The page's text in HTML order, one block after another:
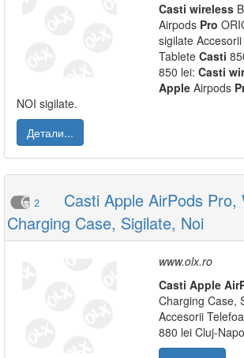
Casti wireless
Airpods Pro
sigilate
Tablete Casti
850 lei: Casti
Apple Airpods
NOI sigilate.
Детали...
2
Casti Apple AirPods Pro,
Charging Case, Sigilate, Noi
www.olx.ro
Casti Apple
Charging Case,
Accesorii
880 lei Cluj-